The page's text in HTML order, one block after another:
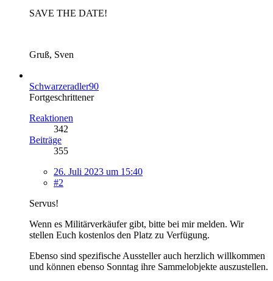
SAVE THE DATE!
Gruß, Sven
Schwarzeradler90
Fortgeschrittener
Reaktionen
342
Beiträge
355
26. Juli 2023 um 15:40
#2
Servus!
Wenn es Militärverkäufer gibt, bitte bei mir melden. Wir
stellen Euch kostenlos den Platz zu Verfügung.
Ebenso sind spezifische Aussteller auch herzlich willkommen
und können ebenso Sonntag ihre Sammelobjekte auszustellen.